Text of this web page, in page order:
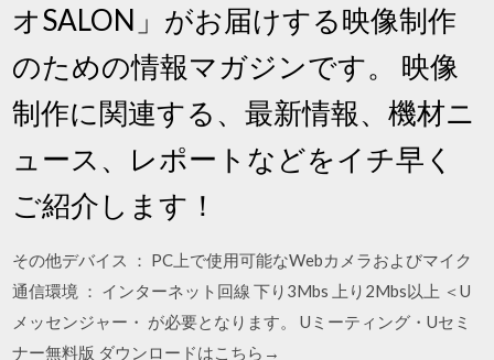
オSALON」がお届けする映像制作
のための情報マガジンです。 映像
制作に関連する、最新情報、機材ニ
ュース、レポートなどをイチ早く
ご紹介します！
その他デバイス ： PC上で使用可能なWebカメラおよびマイク
通信環境 ： インターネット回線 下り3Mbs 上り2Mbs以上 ＜U
メッセンジャー・ が必要となります。 Uミーティング・Uセミ
ナー無料版 ダウンロードはこちら→